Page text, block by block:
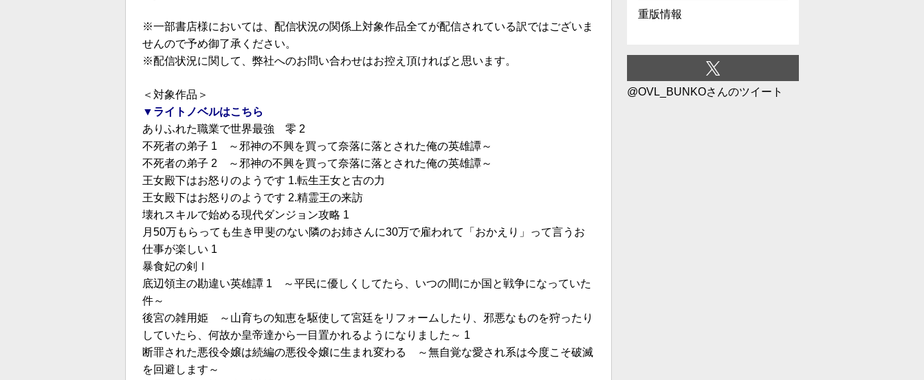
※一部書店様においては、配信状況の関係上対象作品全てが配信されている訳ではございま
せんので予め御了承ください。
※配信状況に関して、弊社へのお問い合わせはお控え頂ければと思います。
＜対象作品＞
▼ライトノベルはこちら
ありふれた職業で世界最強 零 2
不死者の弟子 1 ～邪神の不興を買って奈落に落とされた俺の英雄譚～
不死者の弟子 2 ～邪神の不興を買って奈落に落とされた俺の英雄譚～
王女殿下はお怒りのようです 1.転生王女と古の力
王女殿下はお怒りのようです 2.精霊王の来訪
壊れスキルで始める現代ダンジョン攻略 1
月50万もらっても生き甲斐のない隣のお姉さんに30万で雇われて「おかえり」って言うお
仕事が楽しい 1
暴食妃の剣Ⅰ
底辺領主の勘違い英雄譚 1 ～平民に優しくしてたら、いつの間にか国と戦争になっていた
件～
後宮の雑用姫 ～山育ちの知恵を駆使して宮廷をリフォームしたり、邪悪なものを狩ったり
していたら、何故か皇帝達から一目置かれるようになりました～ 1
断罪された悪役令嬢は続編の悪役令嬢に生まれ変わる ～無自覚な愛され系は今度こそ破滅
を回避します～
重版情報
@OVL_BUNKOさんのツイート